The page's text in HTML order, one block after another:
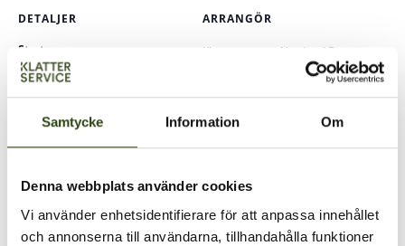
Samtycke Information Om
Denna webbplats använder cookies
Vi använder enhetsidentifierare för att anpassa innehållet
och annonserna till användarna, tillhandahålla funktioner
DETALJER
Start:
17 februari
Slutar:
18 februari
ARRANGÖR
Klätterservice i Norden AB
E-post